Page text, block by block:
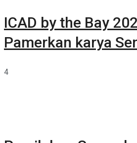
ICAD by the Bay
Pamerkan karya
4